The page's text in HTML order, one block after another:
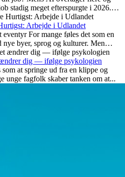
stadig meget efterspurgte i 2026.
der anses som mest
der vil være vigtige på lang sigt,
også giver attraktive
Arbejde i Udlandet
For mange føles det som en
byer, sprog og kulturer. Men
dig — ifølge psykologien
at springe ud fra en klippe og
unge fagfolk skaber tanken om at...